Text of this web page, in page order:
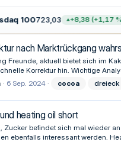
100723,03 +8,38 (+1,17 %)
nach Marktrückgang
Freunde, aktuell bietet sich im
Korrektur hin. Wichtige
6 Sep. 2024 cocoa dreieck
heating oil short
Zucker befindet sich mal wieder
ebenfalls interessant werden.